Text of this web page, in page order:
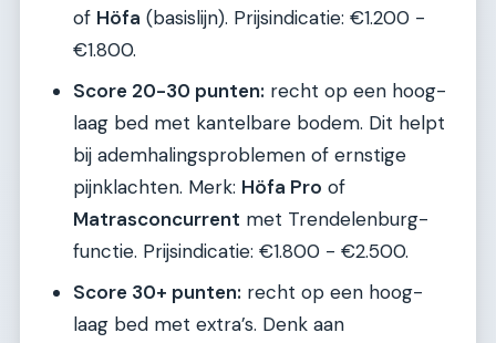
of Höfa (basislijn). Prijsindicatie: €1.200 -
€1.800.
Score 20-30 punten: recht op een hoog-
laag bed met kantelbare bodem. Dit helpt
bij ademhalingsproblemen of ernstige
pijnklachten. Merk: Höfa Pro of
Matrasconcurrent met Trendelenburg-
functie. Prijsindicatie: €1.800 - €2.500.
Score 30+ punten: recht op een hoog-
laag bed met extra’s. Denk aan